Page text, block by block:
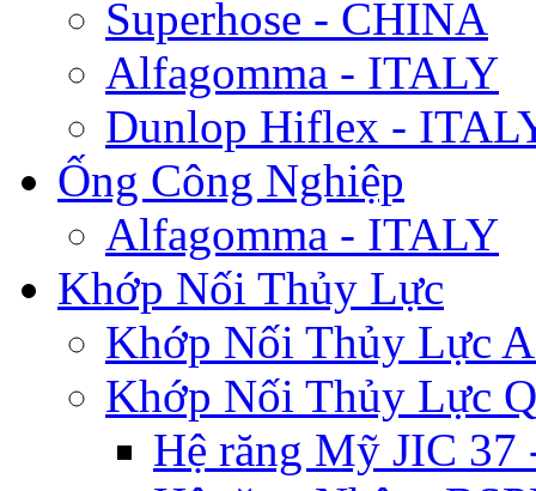
Superhose - CHINA
Alfagomma - ITALY
Dunlop Hiflex -
Ống Công Nghiệp
Alfagomma - ITALY
Khớp Nối Thủy Lực
Khớp Nối Thủy Lực
Khớp Nối Thủy Lực
Hệ răng Mỹ JIC